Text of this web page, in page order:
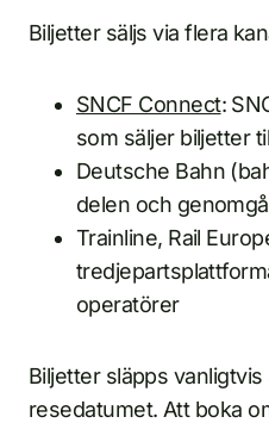
Biljetter säljs via flera
SNCF Connect:
som säljer biljetter
Deutsche Bahn
delen och
Trainline, Rail
operatörer
Biljetter släpps
resedatumet. Att boka